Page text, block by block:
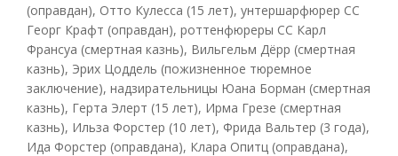
(оправдан), Отто Кулесса (15 лет), унтершарфюрер СС
Георг Крафт (оправдан), роттенфюреры СС Карл
Франсуа (смертная казнь), Вильгельм Дёрр (смертная
казнь), Эрих Цоддель (пожизненное тюремное
заключение), надзирательницы Юана Борман (смертная
казнь), Герта Элерт (15 лет), Ирма Грезе (смертная
казнь), Ильза Форстер (10 лет), Фрида Вальтер (3 года),
Ида Форстер (оправдана), Клара Опитц (оправдана),